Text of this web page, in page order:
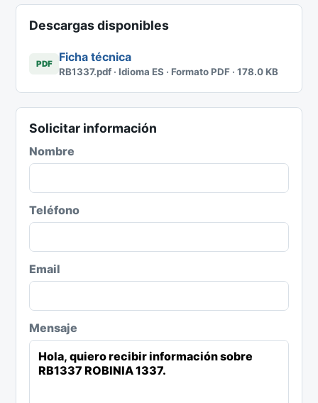
Descargas disponibles
PDF Ficha técnica
RB1337.pdf · Idioma ES · Formato PDF · 178.0 KB
Solicitar información
Nombre
Teléfono
Email
Mensaje